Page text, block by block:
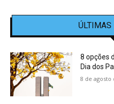
ÚLTIMAS
8 opções
Dia dos
8 de agosto